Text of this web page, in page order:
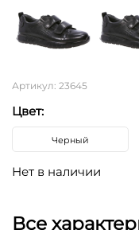
Артикул: 23645
Цвет:
Черный
Нет в наличии
Все